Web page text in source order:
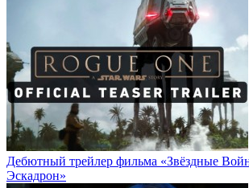
Дебютный трейлер фильма «Звёздные
Эскадрон»